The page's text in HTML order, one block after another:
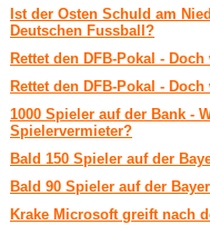
Ist der Osten Schuld am
Deutschen Fussball?
Rettet den DFB-Pokal -
Rettet den DFB-Pokal -
1000 Spieler auf der Bank -
Spielervermieter?
Bald 150 Spieler auf der
Bald 90 Spieler auf der
Krake Microsoft greift nach